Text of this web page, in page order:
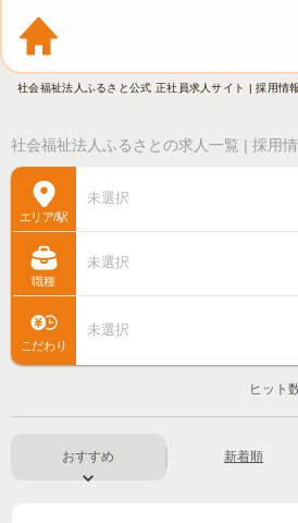
社会福祉法人ふるさと公式 正社員求人サイト | 採用情報
社会福祉法人ふるさとの求人一覧 | 採用
エリア/駅
未選択
職種
未選択
こだわり
未選択
ヒット
おすすめ 新着順